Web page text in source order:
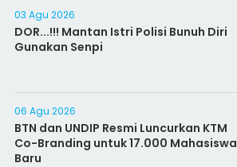
03 Agu 2026
DOR...!!! Mantan Istri Polisi Bunuh Diri
Gunakan Senpi
06 Agu 2026
BTN dan UNDIP Resmi Luncurkan KTM
Co-Branding untuk 17.000 Mahasiswa
Baru